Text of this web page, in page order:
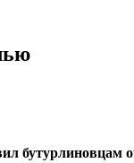
бутурлиновцам